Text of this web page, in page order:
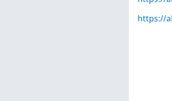
https://